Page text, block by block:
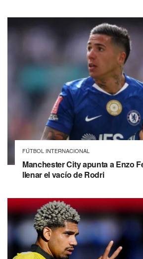
FÚTBOL INTERNACIONAL
Manchester City apunta a Enzo
llenar el vacío de Rodri